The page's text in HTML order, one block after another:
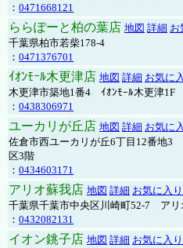
： 0471668121
ららぽーと柏の葉店 地図 詳細 お
千葉県柏市若柴178-4
： 0471376701
ｲｵﾝﾓｰﾙ木更津店 地図 詳細 お気に
木更津市築地1番4 ｲｵﾝﾓｰﾙ木更津1F
： 0438306971
ユーカリが丘店 地図 詳細 お気に
佐倉市西ユーカリが丘6丁目12番地
区3階
： 0434603171
アリオ蘇我店 地図 詳細 お気に入
千葉県千葉市中央区川崎町52-7 アリ
： 0432082131
イオン銚子店 地図 詳細 お気に入